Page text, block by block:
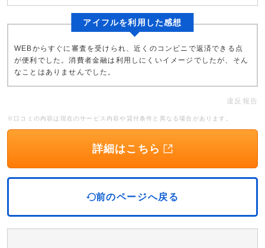
アイフルを利用した感想
WEBからすぐに審査を受けられ、近くのコンビニで返済できる点
が便利でした。消費者金融は利用しにくいイメージでしたが、そん
なことはありませんでした。
違反報告
※口コミの内容は現在のサービス内容や貸付条件と異なる場合があります。
詳細はこちら
前のページへ戻る